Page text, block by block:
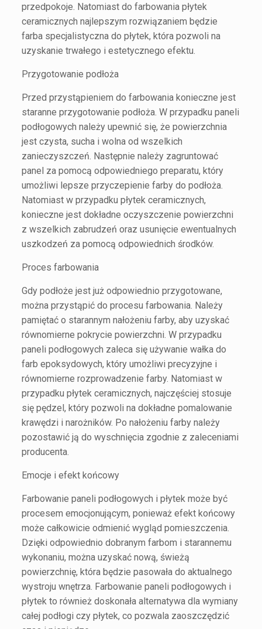
przedpokoje. Natomiast do farbowania płytek
ceramicznych najlepszym rozwiązaniem będzie
farba specjalistyczna do płytek, która pozwoli na
uzyskanie trwałego i estetycznego efektu.
Przygotowanie podłoża
Przed przystąpieniem do farbowania konieczne jest
staranne przygotowanie podłoża. W przypadku paneli
podłogowych należy upewnić się, że powierzchnia
jest czysta, sucha i wolna od wszelkich
zanieczyszczeń. Następnie należy zagruntować
panel za pomocą odpowiedniego preparatu, który
umożliwi lepsze przyczepienie farby do podłoża.
Natomiast w przypadku płytek ceramicznych,
konieczne jest dokładne oczyszczenie powierzchni
z wszelkich zabrudzeń oraz usunięcie ewentualnych
uszkodzeń za pomocą odpowiednich środków.
Proces farbowania
Gdy podłoże jest już odpowiednio przygotowane,
można przystąpić do procesu farbowania. Należy
pamiętać o starannym nałożeniu farby, aby uzyskać
równomierne pokrycie powierzchni. W przypadku
paneli podłogowych zaleca się używanie wałka do
farb epoksydowych, który umożliwi precyzyjne i
równomierne rozprowadzenie farby. Natomiast w
przypadku płytek ceramicznych, najczęściej stosuje
się pędzel, który pozwoli na dokładne pomalowanie
krawędzi i narożników. Po nałożeniu farby należy
pozostawić ją do wyschnięcia zgodnie z zaleceniami
producenta.
Emocje i efekt końcowy
Farbowanie paneli podłogowych i płytek może być
procesem emocjonującym, ponieważ efekt końcowy
może całkowicie odmienić wygląd pomieszczenia.
Dzięki odpowiednio dobranym farbom i starannemu
wykonaniu, można uzyskać nową, świeżą
powierzchnię, która będzie pasowała do aktualnego
wystroju wnętrza. Farbowanie paneli podłogowych i
płytek to również doskonała alternatywa dla wymiany
całej podłogi czy płytek, co pozwala zaoszczędzić